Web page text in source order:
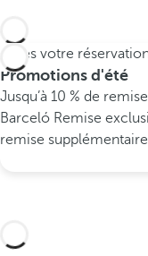
Faites votre
Promotions d'été
Jusqu’à 10 % de
Barceló Remise
remise